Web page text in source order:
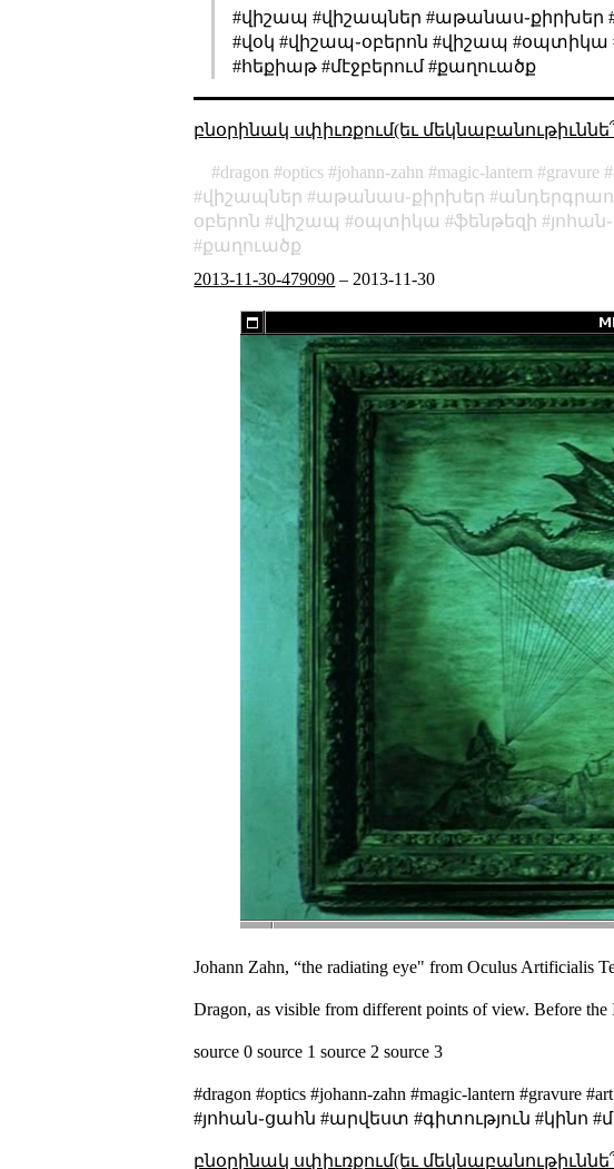
#վիշապ #վիշապներ #աթանաս֊քիրխեր
#վօկ #վիշապ֊օբերոն #վիշապ #օպտիկա
#հեքիաթ #մէջբերում #քաղուածք
բնօրինակ սփիւռքում(եւ
dragon optics johann-zahn magic-lantern gravure
վիշապներ
աթանաս֊քիրխեր
օբերոն
վիշապ օպտիկա ֆենթեզի
քաղուածք
2013-11-30-479090 – 2013-11-30
Johann Zahn, “the radiating eye" fromOculus Artificialis
Dragon, as visible from different points of view. Before
source 0 source 1 source 2 source 3
#dragon #optics #johann-zahn #magic-lantern
#յոհան֊ցահն #արվեստ #գիտություն
բնօրինակ սփիւռքում(եւ